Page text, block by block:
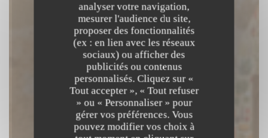
analyser votre navigation,
mesurer l'audience du site,
proposer des fonctionnalités
(ex : en lien avec les réseaux
sociaux) ou afficher des
publicités ou contenus
personnalisés. Cliquez sur «
Tout accepter », « Tout refuser
» ou « Personnaliser » pour
gérer vos préférences. Vous
pouvez modifier vos choix à
Philia
CUISINE BISTRONOMIQUE
SAINT-CÉRÉ
RÉSERVER